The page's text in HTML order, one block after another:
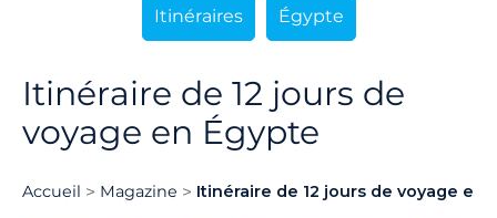
Itinéraires Égypte
Itinéraire de 12 jours de
voyage en Égypte
Accueil Magazine Itinéraire de 12 jours de voyage en